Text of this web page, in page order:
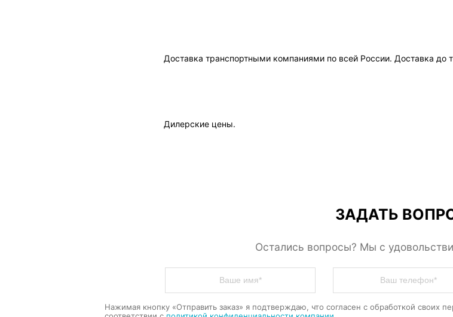
Доставка транспортными компаниями по всей России. Доставка до
Дилерские цены.
ЗАДАТЬ
Остались вопросы? Мы с
Нажимая кнопку «Отправить заказ» я подтверждаю, что согласен с обработкой своих